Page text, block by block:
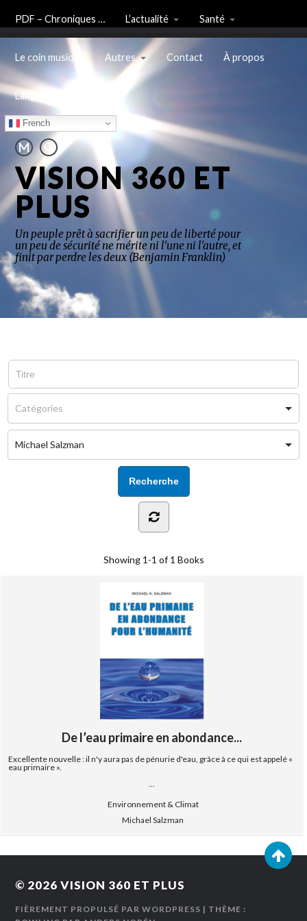
PDF – Chroniques … L’actualité Santé
Le coin musique Autres Contact À propos
Langue
French
VISION 360 ET
PLUS
Un peuple prêt à sacrifier un peu de liberté pour
un peu de sécurité ne mérite ni l'une ni l'autre, et
finit par perdre les deux (Benjamin Franklin)
Michael Salzman
Showing 1-1 of 1 Books
De l’eau primaire en abondance...
Excellente nouvelle : il n'y aura pas de pénurie d'eau, grâce à ce qui est appelé «
eau primaire ».
...
Environnement & Climat
Michael Salzman
© 2026VISION 360 ET PLUS
FIÈREMENT PROPULSÉ PAR WORDPRESS | THÈME :